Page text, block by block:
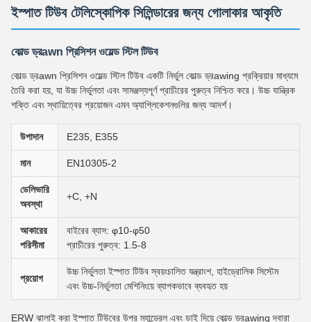
ইস্পাত টিউব টেলিস্কোপিক সিলিন্ডারের জন্য গোলাকার আকৃতি
কোল্ড ড্রawn প্রিসিশন ওয়েল্ড স্টিল টিউব
কোল্ড ড্রawn প্রিসিশন ওয়েল্ড স্টিল টিউব একটি নির্ভুল কোল্ড ড্রawing প্রক্রিয়ার মাধ্যমে
তৈরি করা হয়, যা উচ্চ নির্ভুলতা এবং সামঞ্জস্যপূর্ণ প্রাচীরের পুরুত্ব নিশ্চিত করে। উচ্চ যান্ত্রিক
শক্তি এবং স্থায়িত্বের প্রয়োজন এমন অ্যাপ্লিকেশনগুলির জন্য আদর্শ।
উপাদান E235, E355
মান EN10305-2
ডেলিভারি
অবস্থা
+C, +N
আকারের
পরিসীমা
বাইরের ব্যাস: φ10-φ50
প্রাচীরের পুরুত্ব: 1.5-8
প্রয়োগ
উচ্চ নির্ভুলতা ইস্পাত টিউব স্বয়ংচালিত যন্ত্রাংশ, হাইড্রোলিক সিস্টেম
এবং উচ্চ-নির্ভুলতা মেশিনিংয়ে ব্যাপকভাবে ব্যবহৃত হয়
ERW ঝালাই করা ইস্পাত টিউবের উপর ম্যান্ড্রেল এবং ডাই দিয়ে কোল্ড ড্রawing দ্বারা